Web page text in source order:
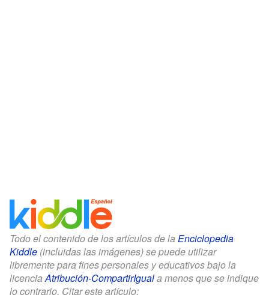
Todo el contenido de los artículos de la Enciclopedia
Kiddle (incluidas las imágenes) se puede utilizar
libremente para fines personales y educativos bajo la
licenciaAtribución-CompartirIguala menos que se indique
lo contrario. Citar este artículo: